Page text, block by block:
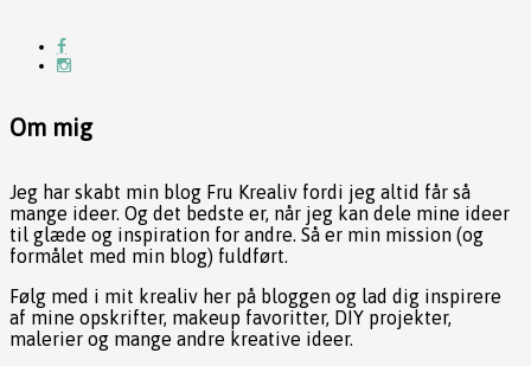
Om mig
Jeg har skabt min blog Fru Krealiv fordi jeg altid får så
mange ideer. Og det bedste er, når jeg kan dele mine ideer
til glæde og inspiration for andre. Så er min mission (og
formålet med min blog) fuldført.
Følg med i mit krealiv her på bloggen og lad dig inspirere
af mine opskrifter, makeup favoritter, DIY projekter,
malerier og mange andre kreative ideer.